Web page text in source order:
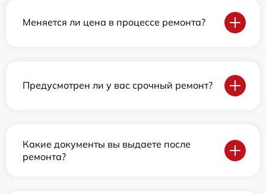
Меняется ли цена в процессе ремонта?
Предусмотрен ли у вас срочный ремонт?
Какие документы вы выдаете после
ремонта?